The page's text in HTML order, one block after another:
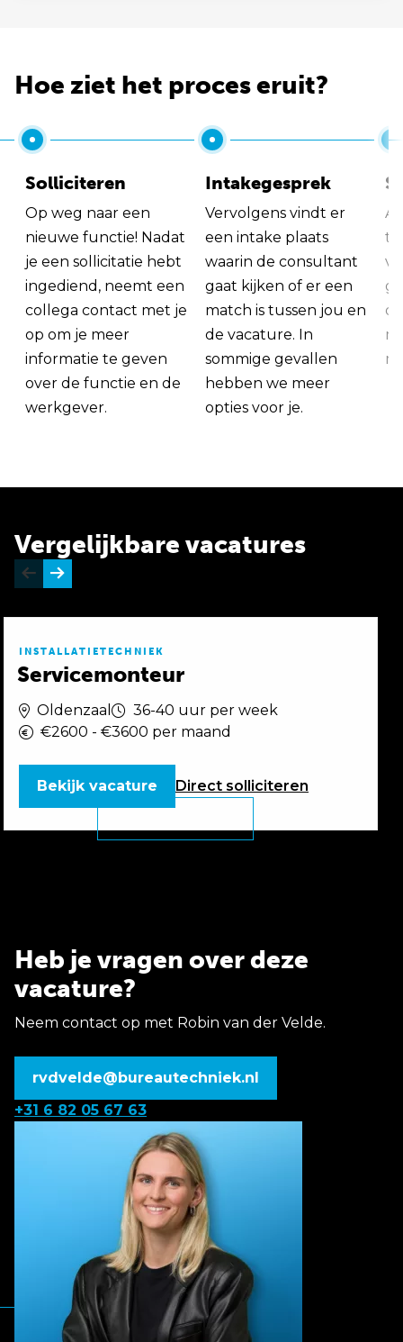
Hoe ziet het proces eruit?
Solliciteren
Op weg naar een
nieuwe functie! Nadat
je een sollicitatie hebt
ingediend, neemt een
collega contact met je
op om je meer
informatie te geven
over de functie en de
werkgever.
Intakegesprek
Vervolgens vindt er
een intake plaats
waarin de consultant
gaat kijken of er een
match is tussen jou en
de vacature. In
sommige gevallen
hebben we meer
opties voor je.
Vergelijkbare vacatures
INSTALLATIETECHNIEK
Servicemonteur
Oldenzaal
36-40 uur per week
€2600 - €3600 per maand
Direct solliciteren
Bekijk vacature
Heb je vragen over deze
vacature?
Neem contact op met Robin van der Velde.
rvdvelde@bureautechniek.nl
+31 6 82 05 67 63